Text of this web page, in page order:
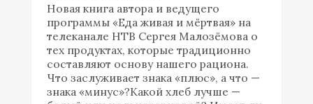
Новая книга автора и ведущего
программы «Еда живая и мёртвая» на
телеканале НТВ Сергея Малозёмова о
тех продуктах, которые традиционно
составляют основу нашего рациона.
Что заслуживает знака «плюс», а что —
знака «минус»?Какой хлеб лучше —